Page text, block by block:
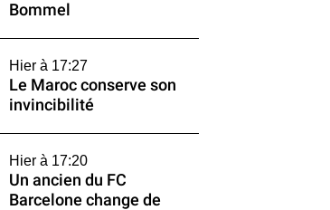
Bommel
Hier à 17:27
Le Maroc conserve son
invincibilité
Hier à 17:20
Un ancien du FC
Barcelone change de